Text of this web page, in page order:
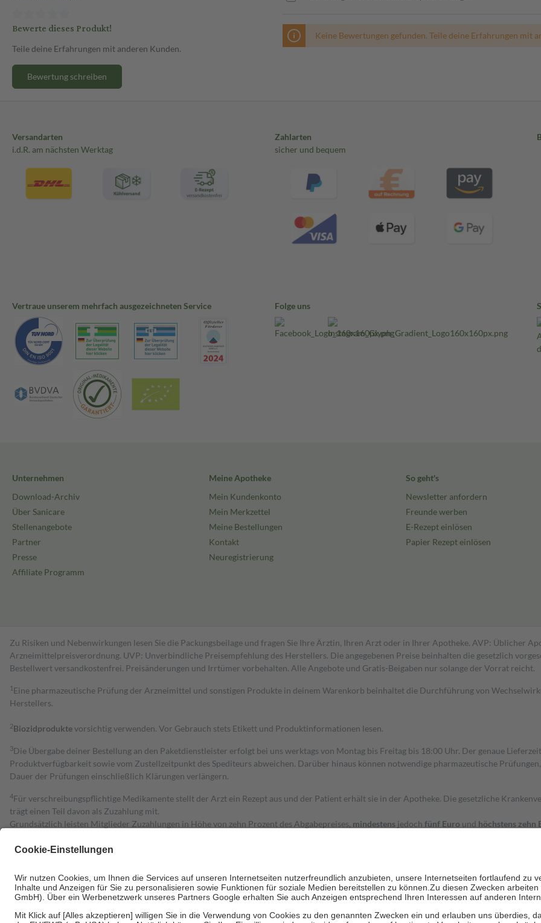
Bewerte dieses Produkt!
Teile deine Erfahrungen mit anderen Kunden.
Bewertung schreiben
Keine Bewertungen gefunden. Teile deine Erfahrungen mit
Versandarten
i.d.R. am nächsten Werktag
Zahlarten
sicher und bequem
Vertraue unserem mehrfach ausgezeichneten Service Folge uns
Unternehmen
Download-Archiv
Über Sanicare
Stellenangebote
Partner
Presse
Affiliate Programm
Meine Apotheke
Mein Kundenkonto
Mein Merkzettel
Meine Bestellungen
Kontakt
Neuregistrierung
So geht's
Newsletter anfordern
Freunde werben
E-Rezept einlösen
Papier Rezept einlösen
Zu Risiken und Nebenwirkungen lesen Sie die Packungsbeilage und fragen Sie Ihre Ärztin, Ihren Arzt oder in Ihrer Apotheke. AVP: Üblicher
Arzneimittelpreisverordnung. UVP: Unverbindliche Preisempfehlung des Herstellers. Die angegebenen Preise beinhalten die gesetzlich
Bestell­wert versand­kosten­frei. Preisänderungen und Irrtümer vorbehalten. Alle Angebote und Gratis-Beigaben nur solange der Vorrat reicht.
1 Eine pharmazeutische Prüfung der Arzneimittel und sonstigen Produkte in deinem Warenkorb beinhaltet die Durchführung von
Herstellers.
2Biozidproduktevorsichtig verwenden. Vor Gebrauch stets Etikett und Produktinformationen lesen.
3Die Übergabe deiner Bestellung an den Paketdienstleister erfolgt bei uns werktags von Montag bis Freitag bis 18:00 Uhr. Der genaue
Produktverfügbarkeit sowie vom Zustellzeitpunkt des Spediteurs abweichen. Darüber hinaus können notwendige pharmazeutische
Dauer der Prüfungen einschließlich Klärungen verlängern.
4Für verschreibungspflichtige Medikamente stellt der Arzt ein Rezept aus und der Patient erhält sie in der Apotheke. Die gesetzliche
trägt einen Teil davon als Zuzahlung mit.
Grundsätzlich leisten Mitglieder Zuzahlungen in Höhe von zehn Prozent des Abgabepreises, mindestens jedoch fünf Euro und höchstens zehn
Diese Regeln gelten grundsätzlich auch für Online-Apotheken.
Um das Engagement der Versicherten für ihre eigene Gesundheit zu stärken und die besondere Stellung der Familie zu unterstützen, fallen
• Kindern und Jugendlichen bis zum vollendeten 18. Lebensjahr mit Ausnahme der Fahrkosten
• Untersuchungen zur Vorsorge und Früherkennung, die von der GKV getragen werden
• empfohlenen Schutzimpfungen